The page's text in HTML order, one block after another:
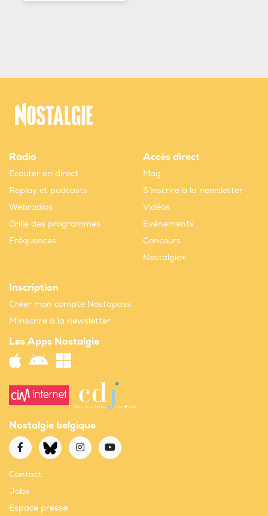
Radio
Ecouter en direct
Replay et podcasts
Webradios
Grille des programmes
Fréquences
Accès direct
Mag
S'inscrire à la newsletter
Vidéos
Evènements
Concours
Nostalgie+
Inscription
Créer mon compte Nostapass
M'inscrire à la newsletter
Les Apps Nostalgie
Nostalgie belgique
Contact
Jobs
Espace presse